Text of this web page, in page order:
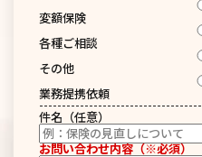
変額保険
各種ご相談
その他
業務提携依頼
------------------------------------
件名（任意）
お問い合わせ内容（※必須）